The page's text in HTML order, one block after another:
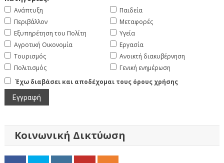
Ανάπτυξη
Περιβάλλον
Εξυπηρέτηση του Πολίτη
Αγροτική Οικονομία
Τουρισμός
Πολιτισμός
Παιδεία
Μεταφορές
Υγεία
Εργασία
Ανοικτή διακυβέρνηση
Γενική ενημέρωση
Έχω διαβάσει και αποδέχομαι τους όρους χρήσης
Κοινωνική Δικτύωση